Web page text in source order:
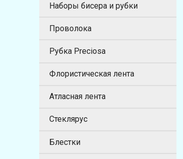
Наборы бисера и рубки
Проволока
Рубка Preciosa
Флористическая лента
Атласная лента
Стеклярус
Блестки